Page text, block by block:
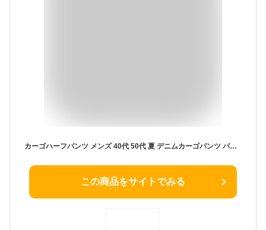
カーゴハーフパンツ メンズ 40代 50代 夏 デニムカーゴパンツ パンツ ストレッチ 7分丈 カーゴパンツ 七分丈パンツ クロップドパンツ ハーフパンツ 7分丈パンツ 七分丈 メンズハーフパンツ 夏用 スキニー 7部丈 デニム 七部丈 ジーンズ カーゴ 7部丈パンツ ひざ下
この商品をサイトでみる